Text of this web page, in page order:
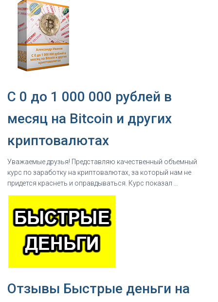
C 0 до 1 000 000 рублей в
месяц на Bitcoin и других
криптовалютах
Уважаемые друзья! Представляю качественный объемный
курс по заработку на криптовалютах, за который нам не
придется краснеть и оправдываться. Курс показал …
Отзывы Быстрые деньги на